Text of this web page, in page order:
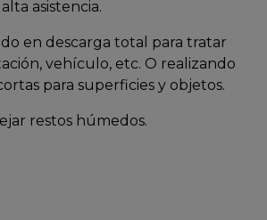
asistencia.
en descarga total para tratar
vehículo, etc. O realizando
para superficies y objetos.
restos húmedos.